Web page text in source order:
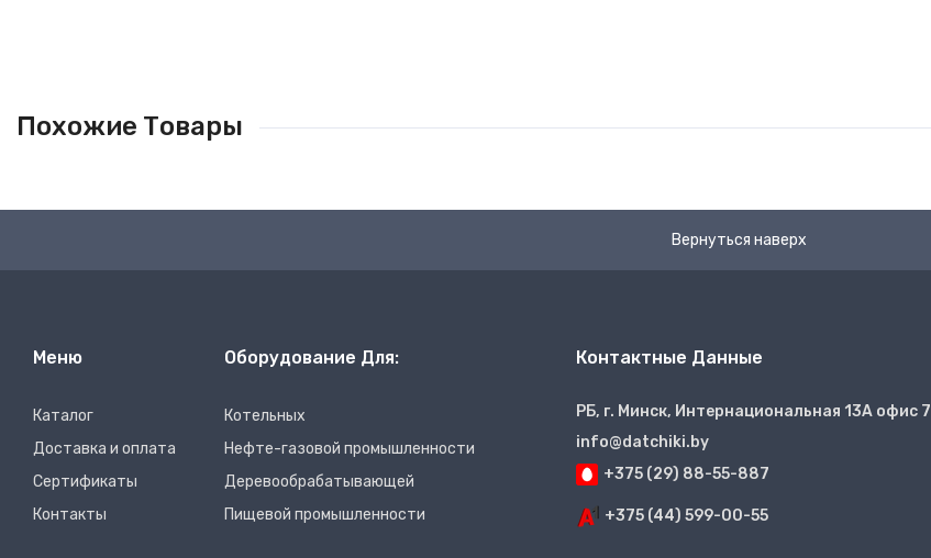
Похожие Товары
Вернуться наверх
Меню
Каталог
Доставка и оплата
Сертификаты
Контакты
Оборудование Для:
Котельных
Нефте-газовой промышленности
Деревообрабатывающей
Пищевой промышленности
Контактные Данные
РБ, г. Минск, Интернациональная 13А офис 7
info@datchiki.by
+375 (29) 88-55-887
+375 (44) 599-00-55